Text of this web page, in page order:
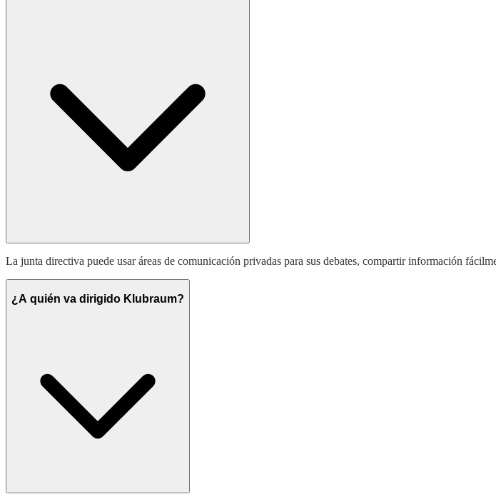
La junta directiva puede usar áreas de comunicación privadas para sus debates, compartir información
¿A quién va dirigido Klubraum?